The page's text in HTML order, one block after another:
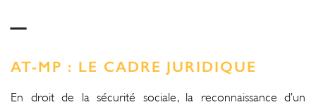
AT-MP : LE CADRE JURIDIQUE
En droit de la sécurité sociale, la reconnaissance d’un